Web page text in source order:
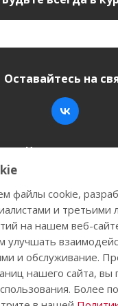
Оставайтесь на
Наши контакты
200-05-15
Самара, ул.
К.рф. Сайт не
офертой.
файлы cookie,
и третьими
на нашем веб-
улучшать
и обслуживание.
нашего сайта, вы
Более